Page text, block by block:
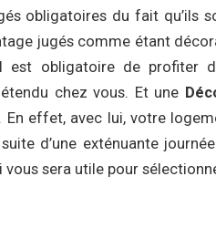
obligatoires du fait qu’ils
jugés comme étant
est obligatoire de profiter
chez vous. Et une
effet, avec lui, votre
d’une exténuante
sera utile pour